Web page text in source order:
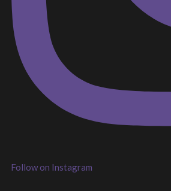
Follow on Instagram